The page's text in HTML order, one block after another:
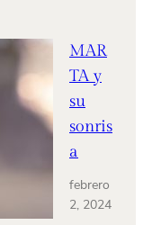
Christmas
Tree
Farm
MAR
TA y
su
sonris
a
febrero
2, 2024